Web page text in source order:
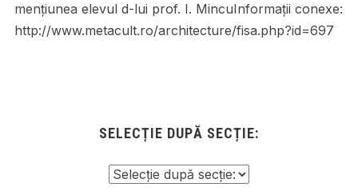
menţiunea elevul d-lui prof. I. MincuInformații conexe:
http://www.metacult.ro/architecture/fisa.php?id=697
SELECȚIE DUPĂ SECȚIE: